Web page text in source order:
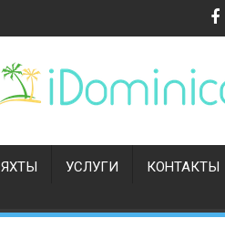
ЯХТЫ УСЛУГИ КОНТАКТЫ